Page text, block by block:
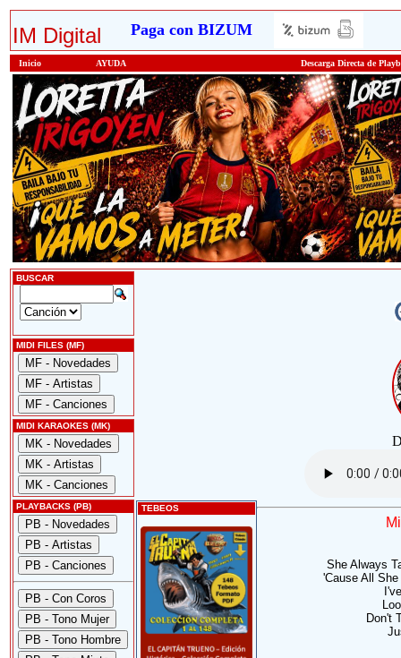
IM Digital Paga con BIZUM
Inicio AYUDA Descarga Directa de
BUSCAR
MIDI FILES (MF)
MIDI KARAOKES (MK)
PLAYBACKS (PB) TEBEOS
She Always
'Cause All
Don't